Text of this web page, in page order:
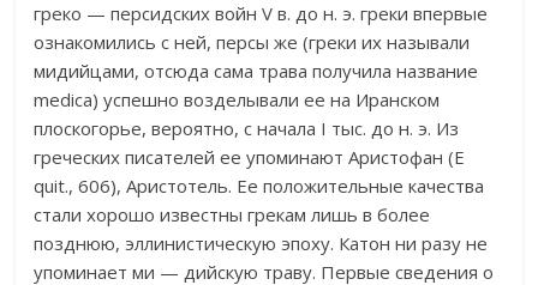
греко — персидских войн V в. до н. э. греки впервые
ознакомились с ней, персы же (греки их называли
мидийцами, отсюда сама трава получила название
medica) успешно возделывали ее на Иранском
плоскогорье, вероятно, с начала I тыс. до н. э. Из
греческих писателей ее упоминают Аристофан (Е
quit., 606), Аристотель. Ее положительные качества
стали хорошо известны грекам лишь в более
позднюю, эллинистическую эпоху. Катон ни разу не
упоминает ми — дийскую траву. Первые сведения о